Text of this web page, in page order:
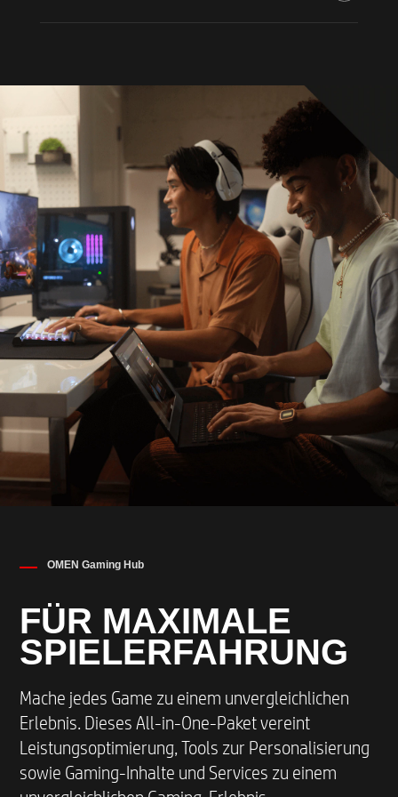
Bis zu AMD Ryzen™ 9 8945HS (bis zu 5,2 GHz
max. Boost-Taktung, 16 MB L3-Cache, 8 Kerne,
16 Threads)
* Die Multi-Core-Technologie dient zur
Verbesserung der Leistung bestimmter
Softwareprodukte. Nicht alle Kund:innen oder
Softwareanwendungen werden zwangsläufig
von dieser Technologie profitieren. Leistung und
Taktfrequenz variieren je nach Auslastung der
Anwendung sowie Hardware- und
Softwarekonfiguration. Die Nummerierung von
AMD ist kein Maß für die Taktung.
* Die maximale Boost-Taktfrequenzleistung
variiert je nach Hardware-, Software- und
allgemeiner Systemkonfiguration.
Grafikeinheit
Bis zu NVIDIA® GeForce RTX™ 4070 Laptop-
Bis zu 32 GB DDR5-5600 MHz RAM (2x 16 GB)
Arbeitsspeicher-Steckplätze
2
Speicher
OMEN Gaming Hub
FÜR MAXIMALE
SPIELERFAHRUNG
Mache jedes Game zu einem unvergleichlichen
Erlebnis. Dieses All-in-One-Paket vereint
Leistungsoptimierung, Tools zur Personalisierung
sowie Gaming-Inhalte und Services zu einem